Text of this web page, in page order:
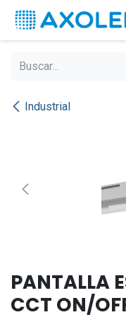
Ir al contenido
Industrial
PANTALLA
CCT ON/